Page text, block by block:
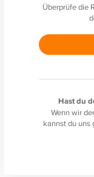
Überprüfe die
Hast du
Wenn wir
kannst du uns